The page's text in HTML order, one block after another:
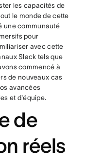
les capacités de
le monde de cette
une communauté
pour
avec cette
Slack tels que
commencé à
de nouveaux cas
avancées
et d'équipe.
de
réels